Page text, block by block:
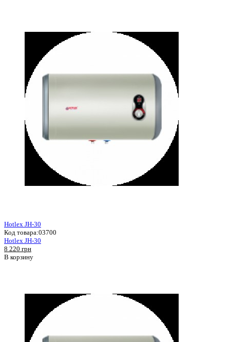
Hotlex JH-30
Код товара:03700
Hotlex JH-30
8 220 грн
В корзину